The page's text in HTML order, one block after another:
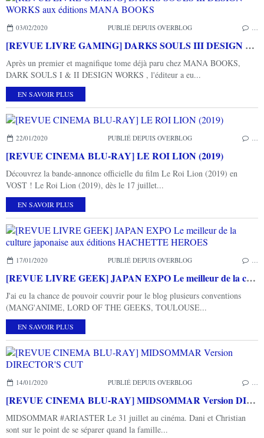
03/02/2020 PUBLIÉ DEPUIS OVERBLOG
[REVUE LIVRE GAMING] DARKS SOULS III DESIGN WORKS aux éditions MANA BOOKS
Après un premier et magnifique tome déjà paru chez MANA BOOKS,
DARK SOULS I & II DESIGN WORKS , l'éditeur a eu...
EN SAVOIR PLUS
22/01/2020 PUBLIÉ DEPUIS OVERBLOG
[REVUE CINEMA BLU-RAY] LE ROI LION (2019)
Découvrez la bande-annonce officielle du film Le Roi Lion (2019) en
VOST ! Le Roi Lion (2019), dès le 17 juillet...
EN SAVOIR PLUS
17/01/2020 PUBLIÉ DEPUIS OVERBLOG
[REVUE LIVRE GEEK] JAPAN EXPO Le meilleur de la culture japonaise aux éditions HACHETTE HEROES
J'ai eu la chance de pouvoir couvrir pour le blog plusieurs conventions
(MANG'ANIME, LORD OF THE GEEKS, TOULOUSE...
EN SAVOIR PLUS
14/01/2020 PUBLIÉ DEPUIS OVERBLOG
[REVUE CINEMA BLU-RAY] MIDSOMMAR Version DIRECTOR'S CUT
MIDSOMMAR #ARIASTER Le 31 juillet au cinéma. Dani et Christian
sont sur le point de se séparer quand la famille...